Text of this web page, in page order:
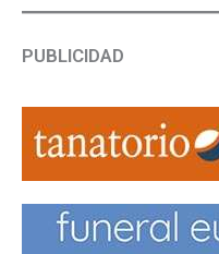
PUBLICIDAD